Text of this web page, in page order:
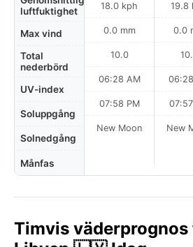
luftfuktighet
Max vind
Total
nederbörd
UV-index
Soluppgång
Solnedgång
Månfas
18.0 kph
0.0 mm
10.0
06:28 AM
07:58 PM
New Moon
19.8
0.0
New
Timvis